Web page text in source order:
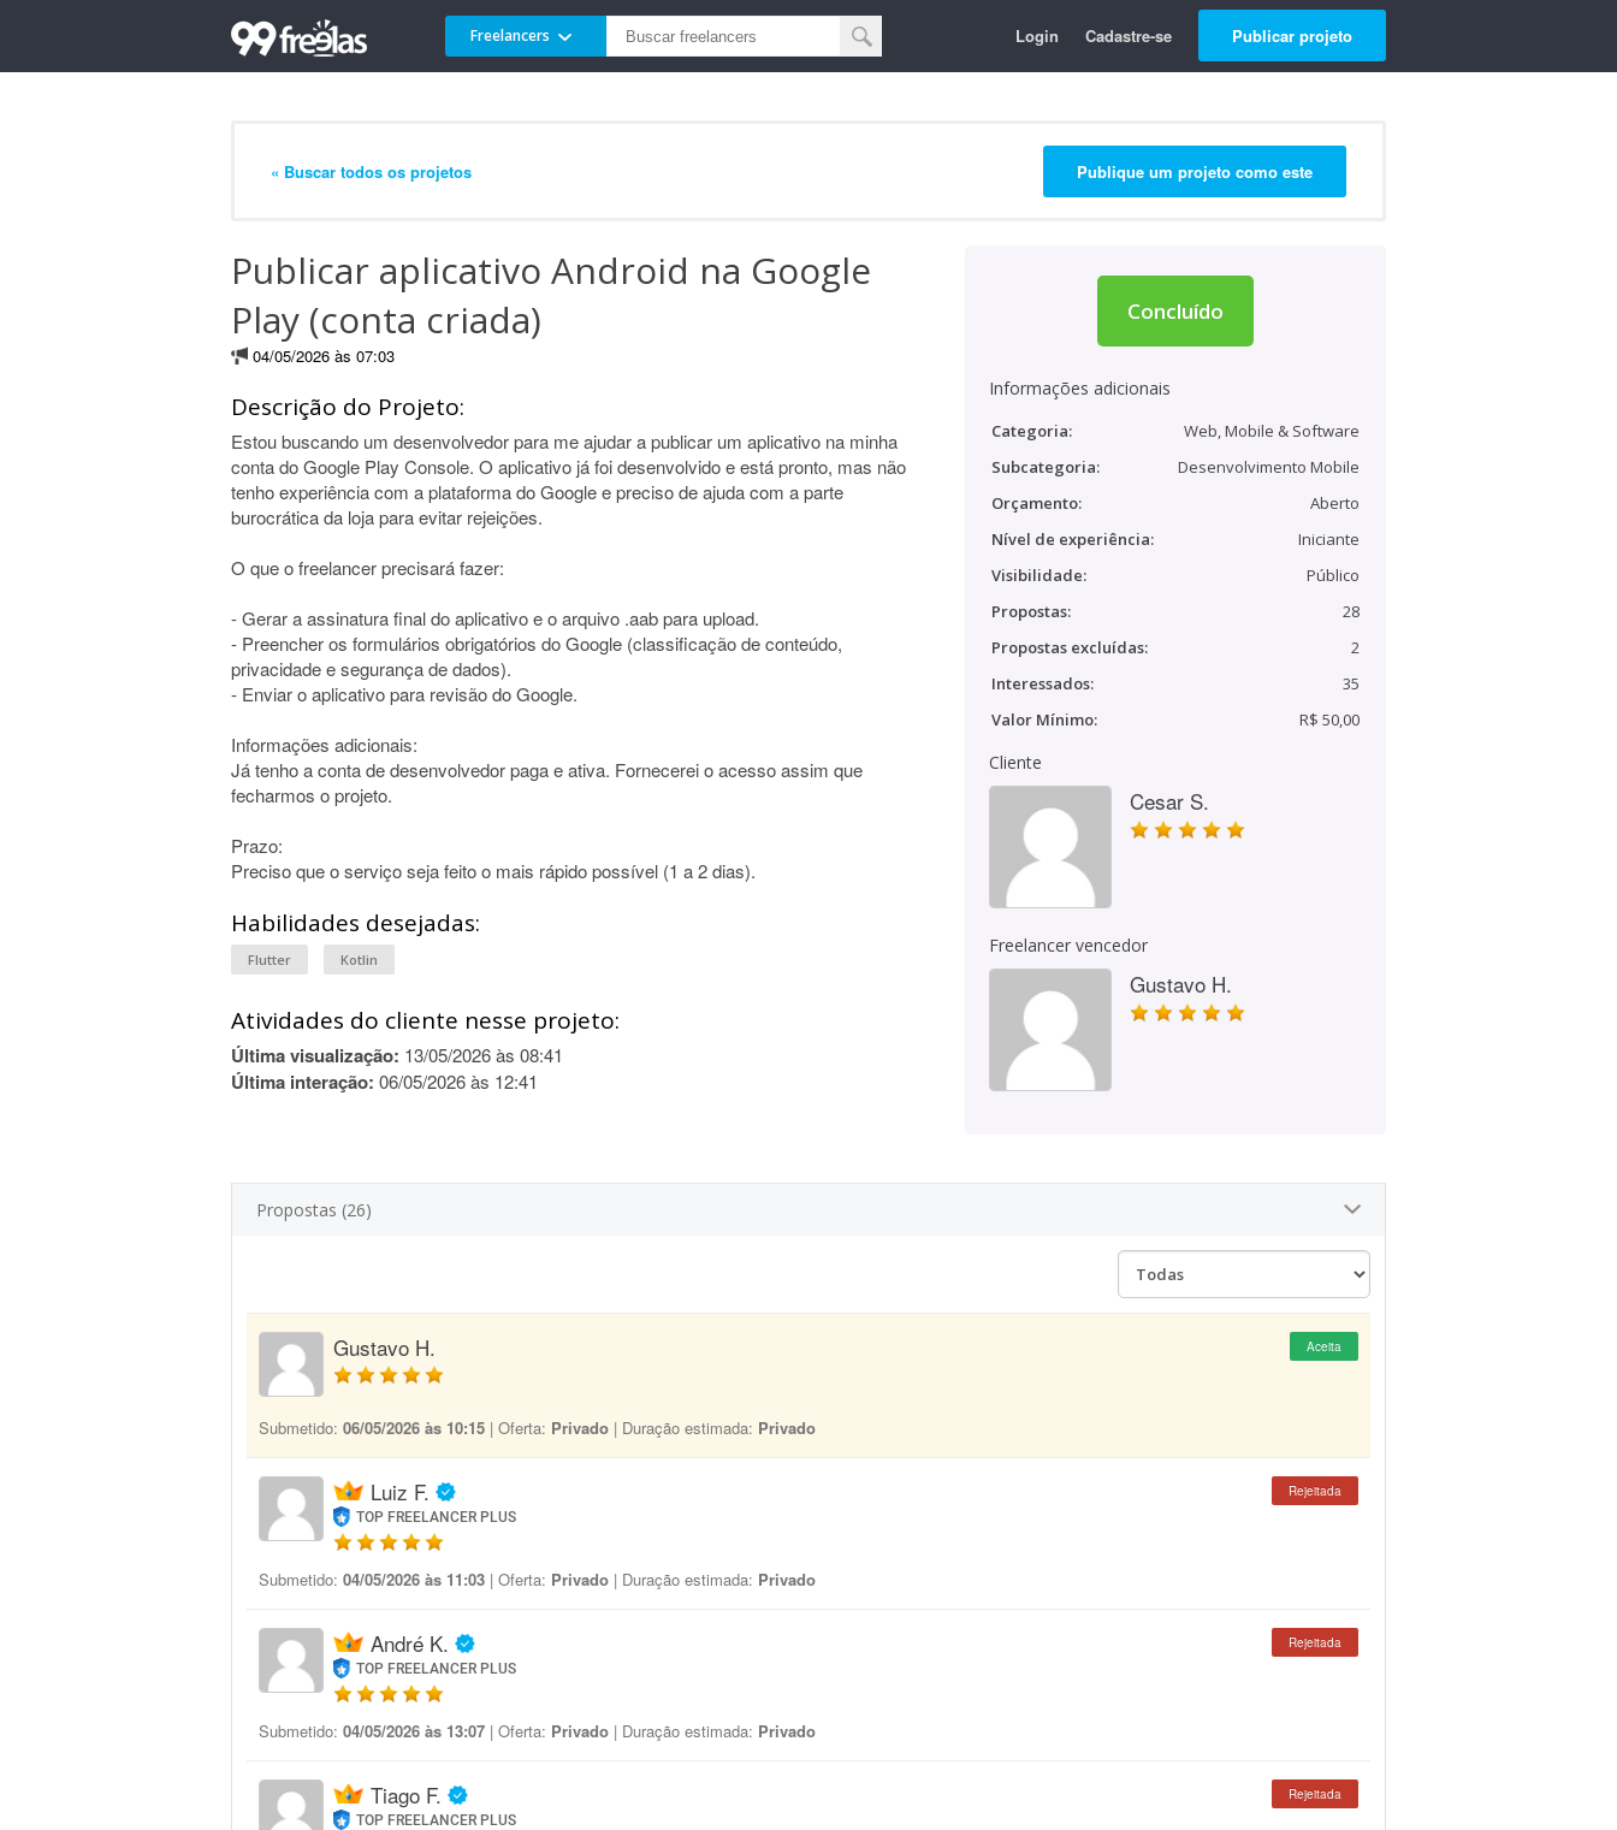
Freelancers Login Cadastre-se Publicar projeto
« Buscar todos os projetos Publique um projeto como este
Publicar aplicativo Android na Google
Play (conta criada)
04/05/2026 às 07:03
Descrição do Projeto:
Estou buscando um desenvolvedor para me ajudar a publicar um aplicativo na minha
conta do Google Play Console. O aplicativo já foi desenvolvido e está pronto, mas não
tenho experiência com a plataforma do Google e preciso de ajuda com a parte
burocrática da loja para evitar rejeições.
O que o freelancer precisará fazer:
- Gerar a assinatura final do aplicativo e o arquivo .aab para upload.
- Preencher os formulários obrigatórios do Google (classificação de conteúdo,
privacidade e segurança de dados).
- Enviar o aplicativo para revisão do Google.
Informações adicionais:
Já tenho a conta de desenvolvedor paga e ativa. Fornecerei o acesso assim que
fecharmos o projeto.
Prazo:
Preciso que o serviço seja feito o mais rápido possível (1 a 2 dias).
Habilidades desejadas:
Flutter Kotlin
Atividades do cliente nesse projeto:
Última visualização: 13/05/2026 às 08:41
Última interação: 06/05/2026 às 12:41
Concluído
Informações adicionais
Categoria:
Web, Mobile & Software
Subcategoria:
Desenvolvimento Mobile
Orçamento:
Aberto
Nível de experiência:
Iniciante
Visibilidade:
Público
Propostas:
28
Propostas excluídas:
2
Interessados:
35
Valor Mínimo:
R$ 50,00
Cliente
Cesar S.
Freelancer vencedor
Gustavo H.
Propostas (26)
Gustavo H. Aceita
Submetido: 06/05/2026 às 10:15 | Oferta: Privado | Duração estimada: Privado
Luiz F.
TOP FREELANCER PLUS
Rejeitada
Submetido: 04/05/2026 às 11:03 | Oferta: Privado | Duração estimada: Privado
André K.
TOP FREELANCER PLUS
Rejeitada
Submetido: 04/05/2026 às 13:07 | Oferta: Privado | Duração estimada: Privado
Tiago F.
TOP FREELANCER PLUS
Rejeitada